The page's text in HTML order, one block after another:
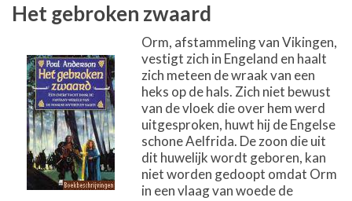
Het gebroken zwaard
Orm, afstammeling van Vikingen,
vestigt zich in Engeland en haalt
zich meteen de wraak van een
heks op de hals. Zich niet bewust
van de vloek die over hem werd
uitgesproken, huwt hij de Engelse
schone Aelfrida. De zoon die uit
dit huwelijk wordt geboren, kan
niet worden gedoopt omdat Orm
in een vlaag van woede de